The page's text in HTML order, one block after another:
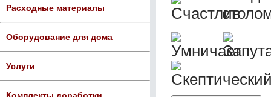
Расходные материалы
Оборудование для дома
Услуги